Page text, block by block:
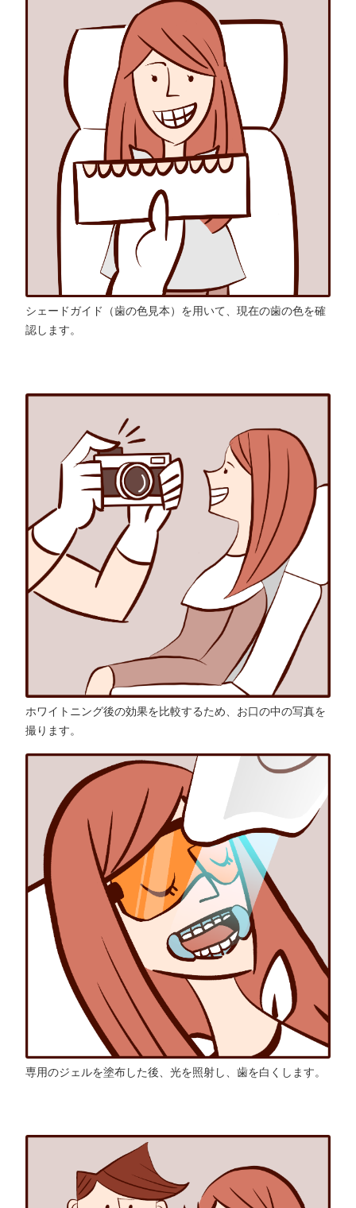
シェードガイド（歯の色見本）を用いて、現在の歯の色を確
認します。
ホワイトニング後の効果を比較するため、お口の中の写真を
撮ります。
専用のジェルを塗布した後、光を照射し、歯を白くします。